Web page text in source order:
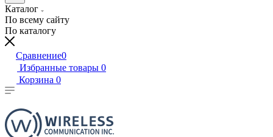
Каталог
По всему сайту
По каталогу
Сравнение0
Избранные товары 0
Корзина 0